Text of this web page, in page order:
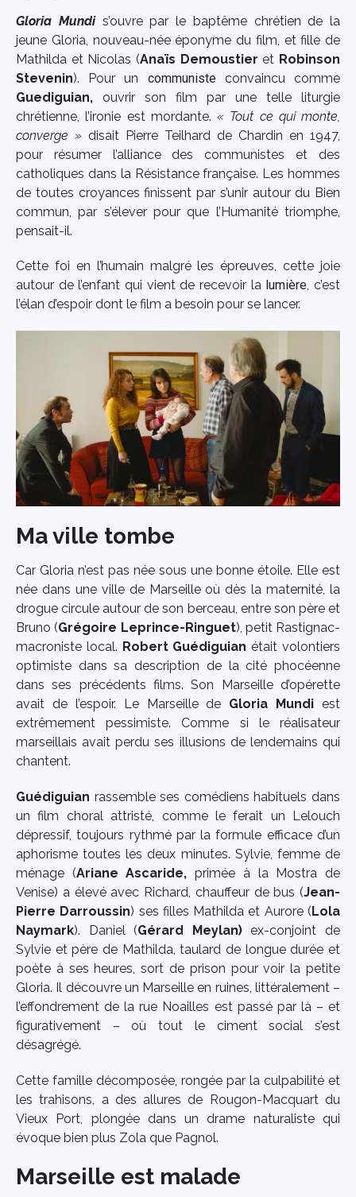
Gloria Mundis’ouvre par le baptême chrétien de la
jeune Gloria, nouveau-née éponyme du film, et fille de
Mathilda et Nicolas (Anaïs Demoustier et Robinson
Stevenin). Pour un communisteconvaincu comme
Guediguian, ouvrir son film par une telle liturgie
chrétienne, l’ironie est mordante. « Tout ce qui monte,
converge » disait Pierre Teilhard de Chardin en 1947,
pour résumer l’alliance des communistes et des
catholiques dans la Résistance française. Les hommes
de toutes croyances finissent par s’unir autour du Bien
commun, par s’élever pour que l’Humanité triomphe,
pensait-il.
Cette foi en l’humain malgré les épreuves, cette joie
autour de l’enfant qui vient de recevoir la lumière, c’est
l’élan d’espoir dont le film a besoin pour se lancer.
Ma ville tombe
Car Gloria n’est pas née sous une bonne étoile. Elle est
née dans une ville de Marseille où dès la maternité, la
drogue circule autour de son berceau, entre son père et
Bruno (Grégoire Leprince-Ringuet), petit Rastignac-
macroniste local. Robert Guédiguian était volontiers
optimiste dans sa description de la cité phocéenne
dans ses précédents films. Son Marseille d’opérette
avait de l’espoir. Le Marseille de Gloria Mundi est
extrêmement pessimiste. Comme si le réalisateur
marseillais avait perdu ses illusions de lendemains qui
chantent.
Guédiguian rassemble ses comédiens habituels dans
un film choral attristé, comme le ferait un Lelouch
dépressif, toujours rythmé par la formule efficace d’un
aphorisme toutes les deux minutes. Sylvie, femme de
ménage (Ariane Ascaride, primée à la Mostra de
Venise) a élevé avec Richard, chauffeur de bus (Jean-
Pierre Darroussin) ses filles Mathilda et Aurore (Lola
Naymark). Daniel (Gérard Meylan)ex-conjoint de
Sylvie et père de Mathilda, taulard de longue durée et
poète à ses heures, sort de prison pour voir la petite
Gloria. Il découvre un Marseille en ruines, littéralement –
l’effondrement de la rue Noailles est passé par là – et
figurativement – où tout le ciment social s’est
désagrégé.
Cette famille décomposée, rongée par la culpabilité et
les trahisons, a des allures de Rougon-Macquart du
Vieux Port, plongée dans un drame naturaliste qui
évoque bien plus Zola que Pagnol.
Marseille est malade